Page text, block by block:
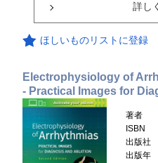
詳し
ほしいものリストに登録
Electrophysiology of
- Practical Images for
著者
ISBN
出版社
出版年